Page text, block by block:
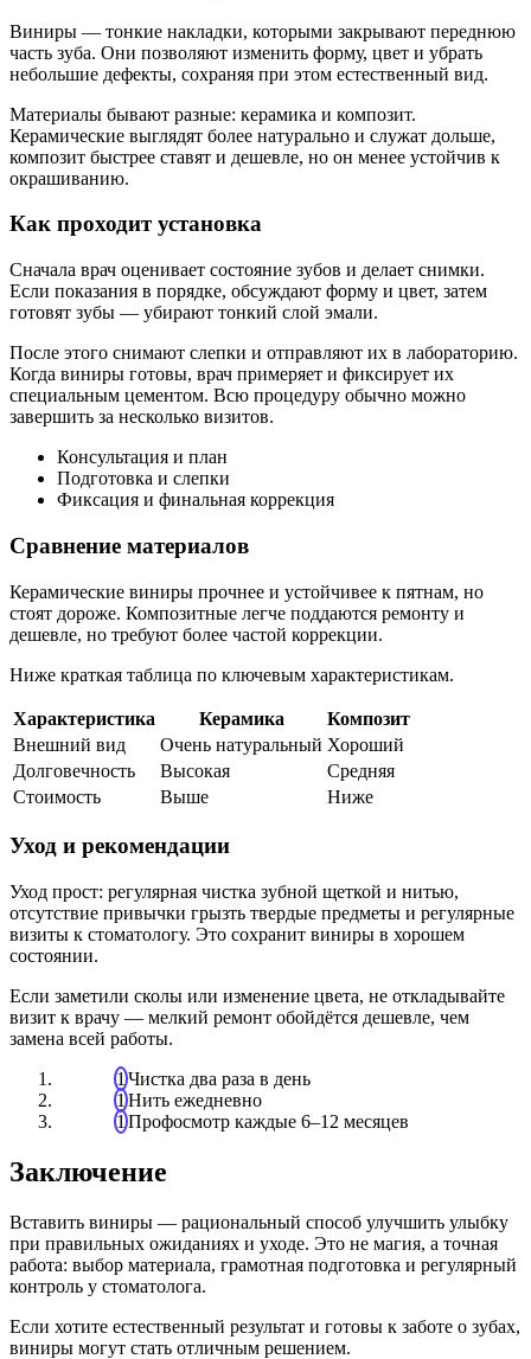
Виниры — тонкие накладки, которыми закрывают переднюю
часть зуба. Они позволяют изменить форму, цвет и убрать
небольшие дефекты, сохраняя при этом естественный вид.
Материалы бывают разные: керамика и композит.
Керамические выглядят более натурально и служат дольше,
композит быстрее ставят и дешевле, но он менее устойчив к
окрашиванию.
Как проходит установка
Сначала врач оценивает состояние зубов и делает снимки.
Если показания в порядке, обсуждают форму и цвет, затем
готовят зубы — убирают тонкий слой эмали.
После этого снимают слепки и отправляют их в лабораторию.
Когда виниры готовы, врач примеряет и фиксирует их
специальным цементом. Всю процедуру обычно можно
завершить за несколько визитов.
Консультация и план
Подготовка и слепки
Фиксация и финальная коррекция
Сравнение материалов
Керамические виниры прочнее и устойчивее к пятнам, но
стоят дороже. Композитные легче поддаются ремонту и
дешевле, но требуют более частой коррекции.
Ниже краткая таблица по ключевым характеристикам.
Характеристика Керамика
Композит
Внешний вид
Очень натуральный Хороший
Долговечность
Высокая
Средняя
Стоимость
Выше Ниже
Уход и рекомендации
Уход прост: регулярная чистка зубной щеткой и нитью,
отсутствие привычки грызть твердые предметы и регулярные
визиты к стоматологу. Это сохранит виниры в хорошем
состоянии.
Если заметили сколы или изменение цвета, не откладывайте
визит к врачу — мелкий ремонт обойдётся дешевле, чем
замена всей работы.
Чистка два раза в день
Нить ежедневно
Профосмотр каждые 6–12 месяцев
Заключение
Вставить виниры — рациональный способ улучшить улыбку
при правильных ожиданиях и уходе. Это не магия, а точная
работа: выбор материала, грамотная подготовка и регулярный
контроль у стоматолога.
Если хотите естественный результат и готовы к заботе о зубах,
виниры могут стать отличным решением.